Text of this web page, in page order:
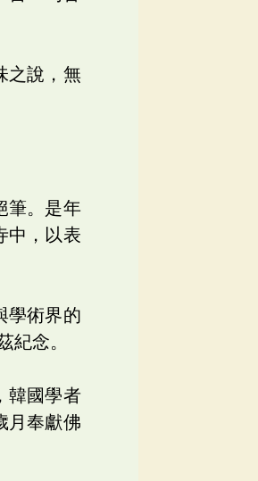
之說，無
筆。是年
中，以表
學術界的
紀念。
韓國學者
月奉獻佛